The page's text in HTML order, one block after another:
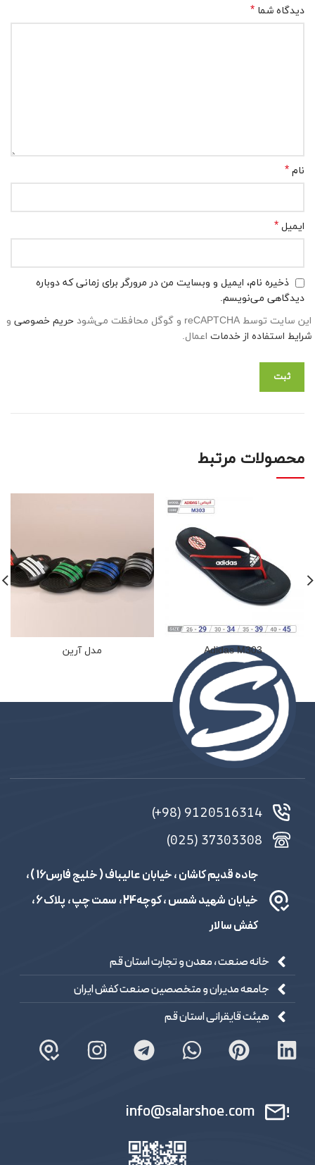
دیدگاه شما *
نام *
ایمیل *
ذخیره نام، ایمیل و وبسایت من در مرورگر برای زمانی که دوباره
دیدگاهی می‌نویسم.
این سایت توسط reCAPTCHA و گوگل محافظت می‌شود
حریم خصوصی و
شرایط استفاده از خدمات اعمال.
محصولات مرتبط
Adidas M303 مدل آرین
9120516314 (98+)
37303308 (025)
جاده قدیم کاشان ، خیابان عالیباف ( خلیج فارس16 ) ،
خیابان شهید شمس ، کوچه24 ، سمت چپ ، پلاک 6 ،
کفش سالار
خانه صنعت ، معدن و تجارت استان قم
جامعه مدیران و متخصصین صنعت کفش ایران
هیئت قایقرانی استان قم
info@salarshoe.com